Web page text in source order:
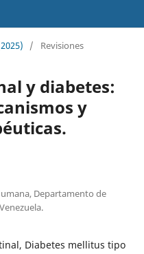
/ Revisiones
y diabetes:
y
Departamento de
Diabetes mellitus tipo